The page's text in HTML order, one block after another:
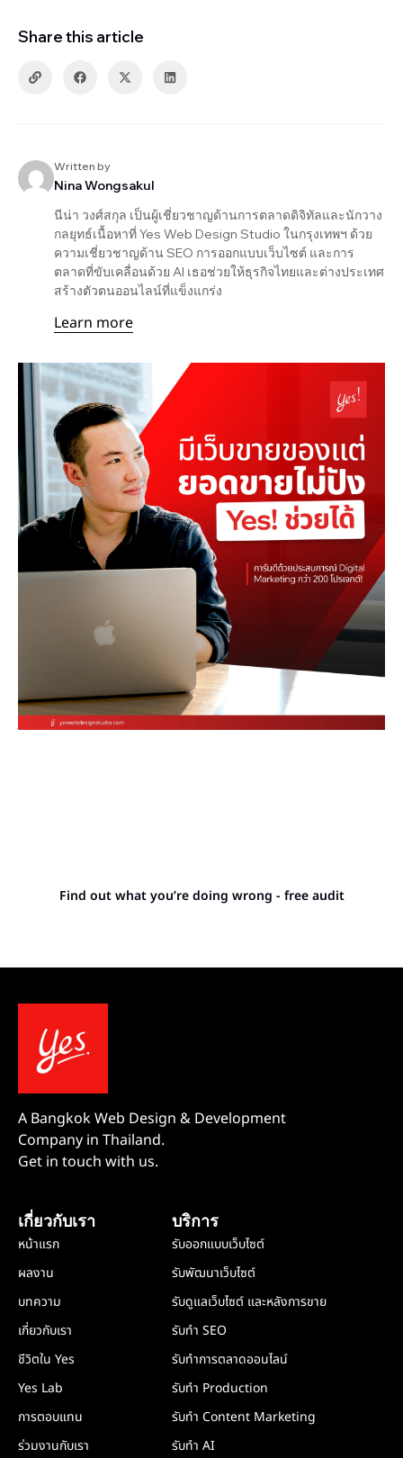
Share this article
Written by
Nina Wongsakul
นีน่า วงศ์สกุล เป็นผู้เชี่ยวชาญด้านการตลาดดิจิทัลและนักวาง
กลยุทธ์เนื้อหาที่ Yes Web Design Studio ในกรุงเทพฯ ด้วย
ความเชี่ยวชาญด้าน SEO การออกแบบเว็บไซต์ และการ
ตลาดที่ขับเคลื่อนด้วย AI เธอช่วยให้ธุรกิจไทยและต่างประเทศ
สร้างตัวตนออนไลน์ที่แข็งแกร่ง
Learn more
Find out what you’re doing wrong - free audit
A Bangkok Web Design & Development
Company in Thailand.
Get in touch with us.
เกี่ยวกับเรา
หน้าแรก
ผลงาน
บทความ
เกี่ยวกับเรา
ชีวิตใน Yes
Yes Lab
การตอบแทน
ร่วมงานกับเรา
บริการ
รับออกแบบเว็บไซต์
รับพัฒนาเว็บไซต์
รับดูแลเว็บไซต์ และหลังการขาย
รับทำ SEO
รับทำการตลาดออนไลน์
รับทำ Production
รับทำ Content Marketing
รับทำ AI